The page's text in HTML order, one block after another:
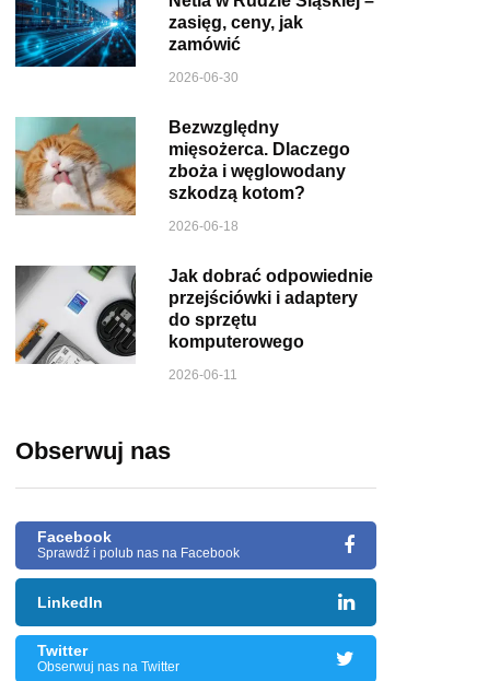
zasięg, ceny, jak
zamówić
2026-06-30
Bezwzględny
mięsożerca. Dlaczego
zboża i węglowodany
szkodzą kotom?
2026-06-18
Jak dobrać odpowiednie
przejściówki i adaptery
do sprzętu
komputerowego
2026-06-11
Obserwuj nas
Facebook
Sprawdź i polub nas na Facebook
LinkedIn
Twitter
Obserwuj nas na Twitter